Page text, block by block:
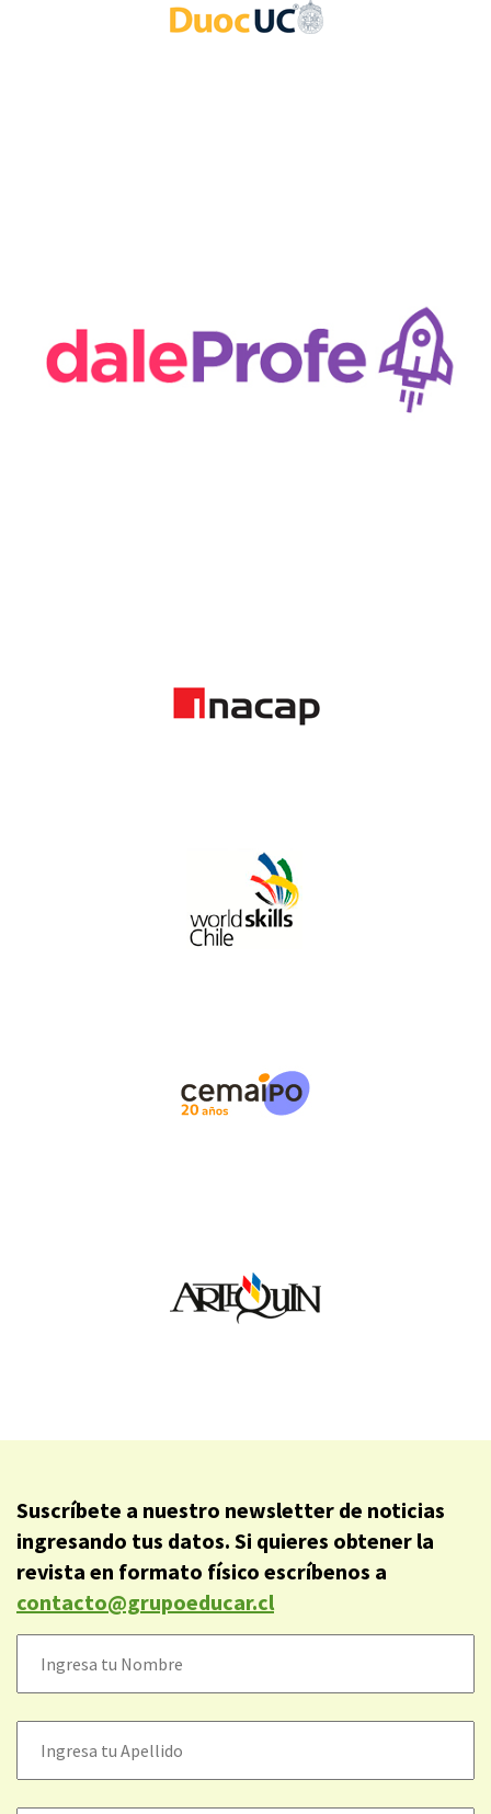
Suscríbete a nuestro newsletter de noticias
ingresando tus datos. Si quieres obtener la
revista en formato físico escríbenos a
contacto@grupoeducar.cl